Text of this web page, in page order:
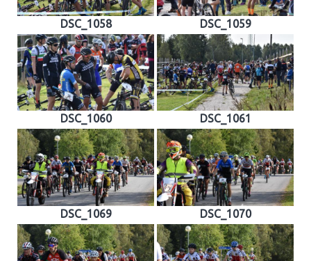
DSC_1058 DSC_1059
DSC_1060 DSC_1061
DSC_1069 DSC_1070